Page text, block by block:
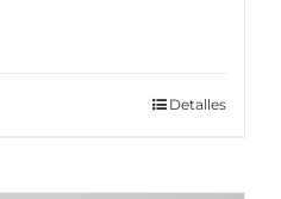
Detalles